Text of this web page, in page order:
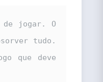
de jogar. O
tudo.
que deve